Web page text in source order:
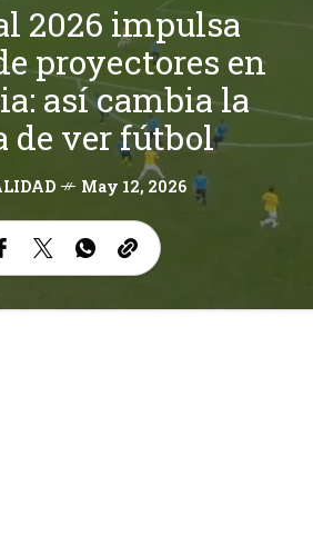
2026 impulsa
proyectores en
así cambia la
de ver fútbol
May 12, 2026